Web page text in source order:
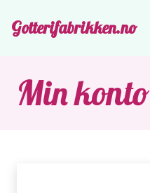
Gotterifabrikken.no
Min konto